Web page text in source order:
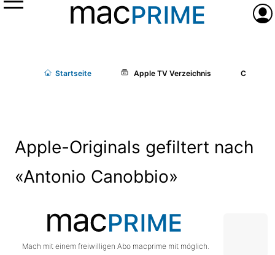
Menü
Startseite Apple TV Verzeichnis Cast/
Apple-Originals gefiltert nach
«Antonio Canobbio»
Mach mit einem freiwilligen Abo macprime mit möglich.